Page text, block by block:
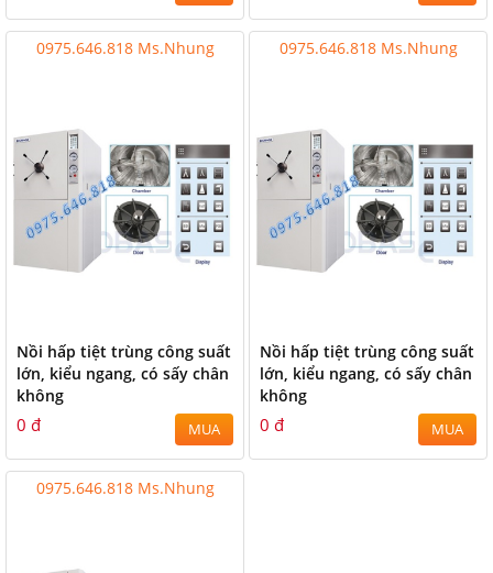
0975.646.818 Ms.Nhung
Nồi hấp tiệt trùng công suất
lớn, kiểu ngang, có sấy chân
không
0 đ MUA
0975.646.818 Ms.Nhung
Nồi hấp tiệt trùng công suất
lớn, kiểu ngang, có sấy chân
không
0 đ MUA
0975.646.818 Ms.Nhung